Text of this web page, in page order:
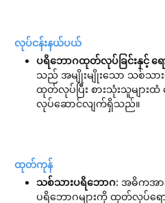
လုပ်ငန်းနယ်ပယ်
ပရိဘောဂထုတ်လုပ်ခြင်းနှင့် ရော
သည် အမျိုးမျိုးသော သစ်သာ
ထုတ်လုပ်ပြီး စားသုံးသူများ
လုပ်ဆောင်လျက်ရှိသည်။
ထုတ်ကုန်
သစ်သားပရိဘောဂ: အဓိကအား
ပရိဘောဂများကို ထုတ်လုပ်ရော